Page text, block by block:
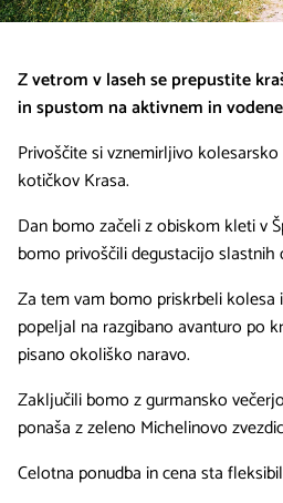
Z vetrom v laseh se prepustite
in spustom na aktivnem in
Privoščite si vznemirljivo
kotičkov Krasa.
Dan bomo začeli z obiskom kleti v
bomo privoščili degustacijo slastnih
Za tem vam bomo priskrbeli kolesa
popeljal na razgibano avanturo po
pisano okoliško naravo.
Zaključili bomo z gurmansko
ponaša z zeleno Michelinovo
Celotna ponudba in cena sta